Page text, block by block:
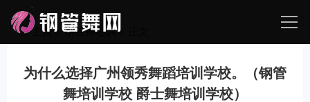
主页>钢管舞培训> 正文
为什么选择广州领秀舞蹈培训学校。（钢管
舞培训学校 爵士舞培训学校）